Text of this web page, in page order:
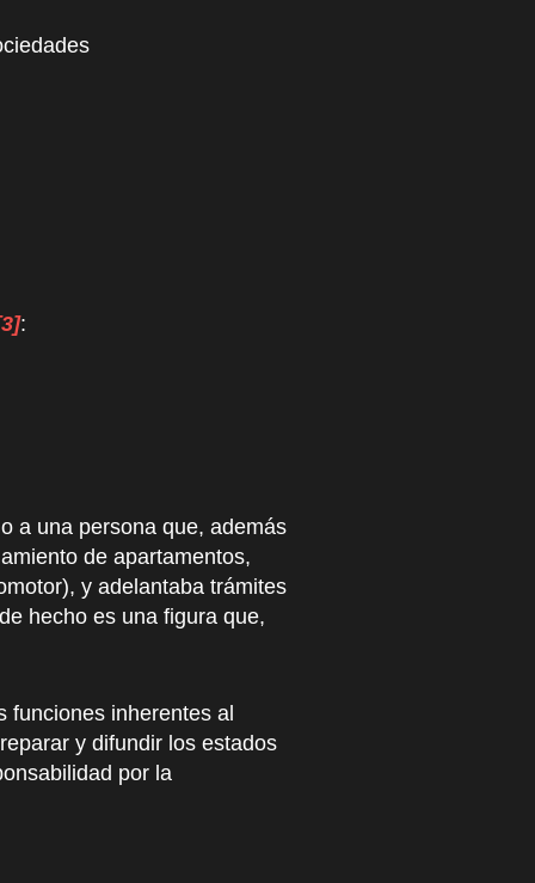
:
a una persona que, además
de apartamentos,
y adelantaba trámites
hecho es una figura que,
funciones inherentes al
y difundir los estados
por la